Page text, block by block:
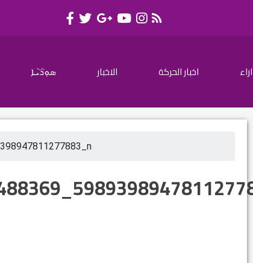
ܣܘܼܪܵܝܵܐ الاخبار اخبار الحركة اراء